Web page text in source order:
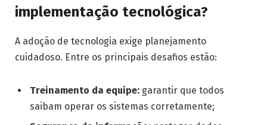
implementação tecnológica?
A adoção de tecnologia exige planejamento
cuidadoso. Entre os principais desafios estão:
Treinamento da equipe: garantir que todos
saibam operar os sistemas corretamente;